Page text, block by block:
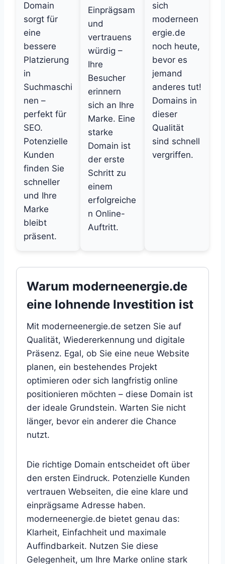
Domain
sorgt für
eine
bessere
Platzierung
in
Suchmaschi
nen –
perfekt für
SEO.
Potenzielle
Kunden
finden Sie
schneller
und Ihre
Marke
bleibt
präsent.
Einprägsam
und
vertrauens
würdig –
Ihre
Besucher
erinnern
sich an Ihre
Marke. Eine
starke
Domain ist
der erste
Schritt zu
einem
erfolgreiche
n Online-
Auftritt.
sich
moderneen
ergie.de
noch heute,
bevor es
jemand
anderes tut!
Domains in
dieser
Qualität
sind schnell
vergriffen.
Warum moderneenergie.de
eine lohnende Investition ist
Mit moderneenergie.de setzen Sie auf
Qualität, Wiedererkennung und digitale
Präsenz. Egal, ob Sie eine neue Website
planen, ein bestehendes Projekt
optimieren oder sich langfristig online
positionieren möchten – diese Domain ist
der ideale Grundstein. Warten Sie nicht
länger, bevor ein anderer die Chance
nutzt.
Die richtige Domain entscheidet oft über
den ersten Eindruck. Potenzielle Kunden
vertrauen Webseiten, die eine klare und
einprägsame Adresse haben.
moderneenergie.de bietet genau das:
Klarheit, Einfachheit und maximale
Auffindbarkeit. Nutzen Sie diese
Gelegenheit, um Ihre Marke online stark